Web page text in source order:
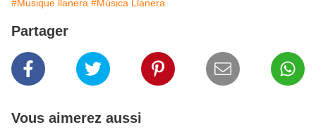
#Musique llanera #Música Llanera
Partager
Vous aimerez aussi